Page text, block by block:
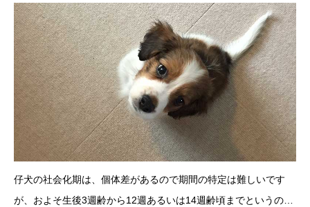
仔犬の社会化期は、個体差があるので期間の特定は難しいです
が、およそ生後3週齢から12週あるいは14週齢頃までというのが